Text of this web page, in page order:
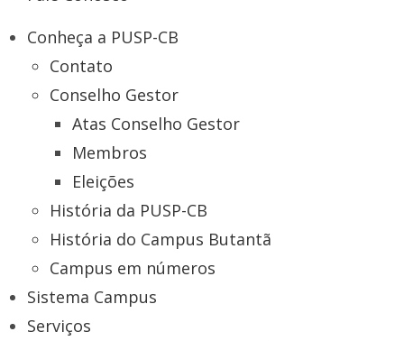
Conheça a PUSP-CB
Contato
Conselho Gestor
Atas Conselho Gestor
Membros
Eleições
História da PUSP-CB
História do Campus Butantã
Campus em números
Sistema Campus
Serviços